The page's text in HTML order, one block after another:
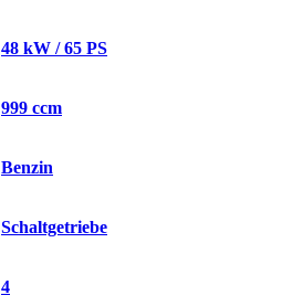
48 kW / 65 PS
999 ccm
Benzin
Schaltgetriebe
4